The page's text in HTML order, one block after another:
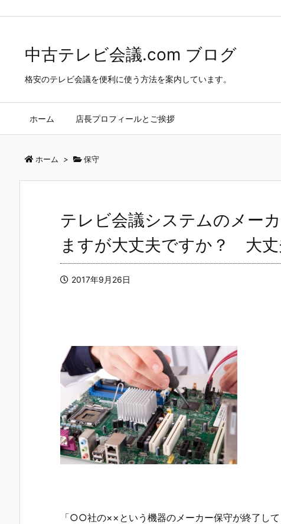
中古テレビ会議.com ブログ
格安のテレビ会議を便利に使う方法を案内しています。
ホーム 店長プロフィールとご挨拶
ホーム > 保守
テレビ会議システムのメー
ますが大丈夫ですか？ 大丈
2017年9月26日
「○○社の××という機器のメーカー保守が終了し